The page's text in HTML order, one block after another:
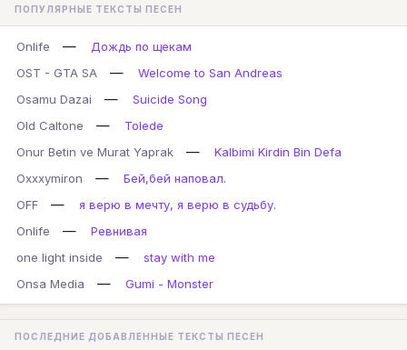
ПОПУЛЯРНЫЕ ТЕКСТЫ ПЕСЕН
Onlife —
Дождь по щекам
OST - GTA SA
—
Welcome to San Andreas
Osamu Dazai
—
Suicide Song
Old Caltone
—
Tolede
Onur Betin ve Murat Yaprak
—
Kalbimi Kirdin Bin Defa
Oxxxymiron
—
Бей,бей наповал.
OFF
—
я верю в мечту, я верю в судьбу.
Onlife
—
Ревнивая
one light inside
—
stay with me
Onsa Media
— Gumi - Monster
ПОСЛЕДНИЕ ДОБАВЛЕННЫЕ ТЕКСТЫ ПЕСЕН